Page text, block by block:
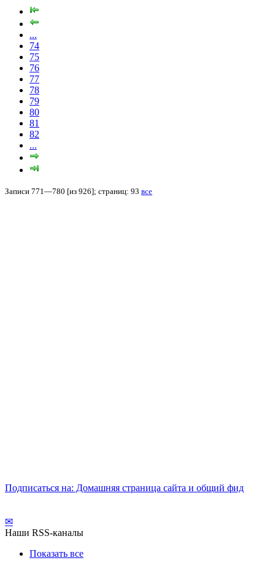
...
74
75
76
77
78
79
80
81
82
...
Записи 771—780 [из 926]; страниц: 93 все
Подписаться на: Домашняя страница сайта и общий фид
✉
Наши RSS-каналы
Показать все